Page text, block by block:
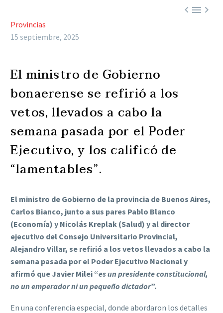

Provincias
15 septiembre, 2025
El ministro de Gobierno
bonaerense se refirió a los
vetos, llevados a cabo la
semana pasada por el Poder
Ejecutivo, y los calificó de
“lamentables”.
El ministro de Gobierno de la provincia de Buenos Aires,
Carlos Bianco, junto a sus pares Pablo Blanco
(Economía) y Nicolás Kreplak (Salud) y al director
ejecutivo del Consejo Universitario Provincial,
Alejandro Villar, se refirió a los vetos llevados a cabo la
semana pasada por el Poder Ejecutivo Nacional y
afirmó que Javier Milei “esun presidente constitucional,
no un emperador ni un pequeño dictador”.
En una conferencia especial, donde abordaron los detalles